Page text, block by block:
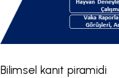
Bilimsel kanıt piramidi